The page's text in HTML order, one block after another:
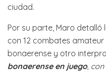
ciudad.
Por su parte, Maro detalló
con 12 combates
bonaerense y otro
bonaerense en juego,